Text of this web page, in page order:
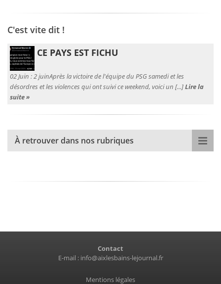
C'est vite dit !
CE PAYS EST FICHU
02 Juin :2 juinAprès la victoire de l'équipe du PSG samedi et les
désordres et les violences qui ont suivi ce weekend, voici un [...]Lire la
suite »
À retrouver dans nos rubriques
Contact
E-mail : info@aixlesbains-lejournal.fr
Mentions légales